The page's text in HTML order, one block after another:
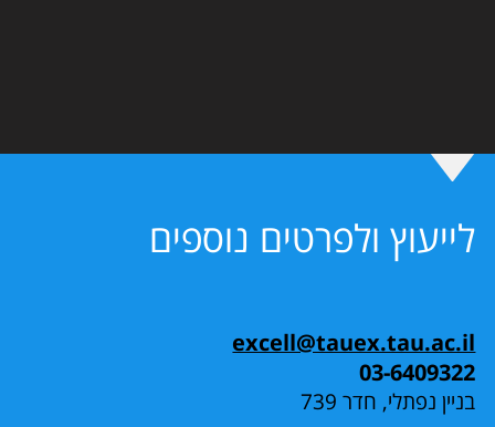
לייעוץ ולפרטים נוספים
excell@tauex.tau.ac.il
03-6409322
בניין נפתלי, חדר 739